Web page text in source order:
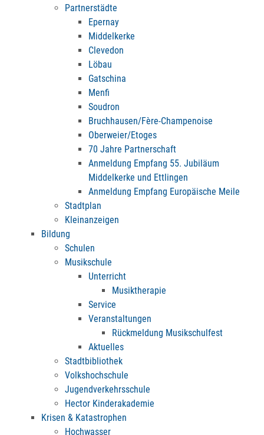
Partnerstädte
Epernay
Middelkerke
Clevedon
Löbau
Gatschina
Menfi
Soudron
Bruchhausen/Fère-Champenoise
Oberweier/Etoges
70 Jahre Partnerschaft
Anmeldung Empfang 55. Jubiläum
Middelkerke und Ettlingen
Anmeldung Empfang Europäische Meile
Stadtplan
Kleinanzeigen
Bildung
Schulen
Musikschule
Unterricht
Musiktherapie
Service
Veranstaltungen
Rückmeldung Musikschulfest
Aktuelles
Stadtbibliothek
Volkshochschule
Jugendverkehrsschule
Hector Kinderakademie
Krisen & Katastrophen
Hochwasser